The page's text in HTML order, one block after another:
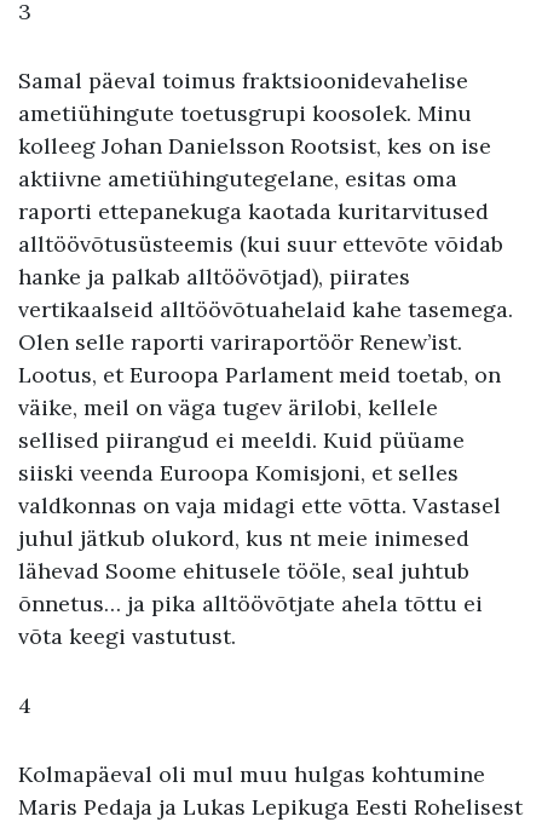
3
Samal päeval toimus fraktsioonidevahelise
ametiühingute toetusgrupi koosolek. Minu
kolleeg Johan Danielsson Rootsist, kes on ise
aktiivne ametiühingutegelane, esitas oma
raporti ettepanekuga kaotada kuritarvitused
alltöövõtusüsteemis (kui suur ettevõte võidab
hanke ja palkab alltöövõtjad), piirates
vertikaalseid alltöövõtuahelaid kahe tasemega.
Olen selle raporti variraportöör Renew’ist.
Lootus, et Euroopa Parlament meid toetab, on
väike, meil on väga tugev ärilobi, kellele
sellised piirangud ei meeldi. Kuid püüame
siiski veenda Euroopa Komisjoni, et selles
valdkonnas on vaja midagi ette võtta. Vastasel
juhul jätkub olukord, kus nt meie inimesed
lähevad Soome ehitusele tööle, seal juhtub
õnnetus… ja pika alltöövõtjate ahela tõttu ei
võta keegi vastutust.
4
Kolmapäeval oli mul muu hulgas kohtumine
Maris Pedaja ja Lukas Lepikuga Eesti Rohelisest